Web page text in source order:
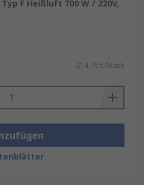
Marke.
Bestelluhrzeit für
am nächsten Werktag
für eine
Sie auf der
für das
Lötstation mit
F Heißluft 700 W / 220V,
214,76 €/Stück